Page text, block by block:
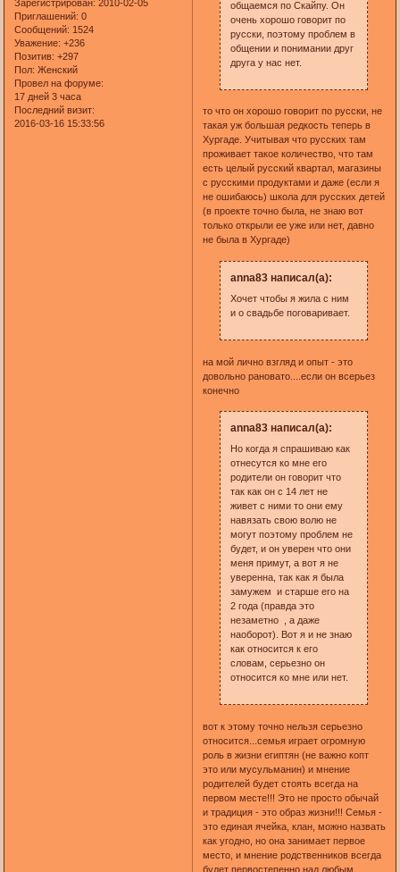
Зарегистрирован: 2010-02-05
Приглашений: 0
Сообщений: 1524
Уважение: +236
Позитив: +297
Пол: Женский
Провел на форуме:
17 дней 3 часа
Последний визит:
2016-03-16 15:33:56
общаемся по Скайпу. Он
очень хорошо говорит по
русски, поэтому проблем в
общении и понимании друг
друга у нас нет.
то что он хорошо говорит по русски, не
такая уж большая редкость теперь в
Хургаде. Учитывая что русских там
проживает такое количество, что там
есть целый русский квартал, магазины
с русскими продуктами и даже (если я
не ошибаюсь) школа для русских детей
(в проекте точно была, не знаю вот
только открыли ее уже или нет, давно
не была в Хургаде)
anna83 написал(а):
Хочет чтобы я жила с ним
и о свадьбе поговаривает.
на мой лично взгляд и опыт - это
довольно рановато....если он всерьез
конечно
anna83 написал(а):
Но когда я спрашиваю как
отнесутся ко мне его
родители он говорит что
так как он с 14 лет не
живет с ними то они ему
навязать свою волю не
могут поэтому проблем не
будет, и он уверен что они
меня примут, а вот я не
уверенна, так как я была
замужем и старше его на
2 года (правда это
незаметно , а даже
наоборот). Вот я и не знаю
как относится к его
словам, серьезно он
относится ко мне или нет.
вот к этому точно нельзя серьезно
относится...семья играет огромную
роль в жизни египтян (не важно копт
это или мусульманин) и мнение
родителей будет стоять всегда на
первом месте!!! Это не просто обычай
и традиция - это образ жизни!!! Семья -
это единая ячейка, клан, можно назвать
как угодно, но она занимает первое
место, и мнение родственников всегда
будет первостепенно над любым